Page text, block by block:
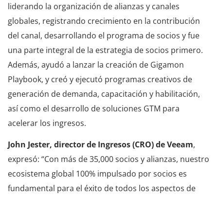
liderando la organización de alianzas y canales
globales, registrando crecimiento en la contribución
del canal, desarrollando el programa de socios y fue
una parte integral de la estrategia de socios primero.
Además, ayudó a lanzar la creación de Gigamon
Playbook, y creó y ejecutó programas creativos de
generación de demanda, capacitación y habilitación,
así como el desarrollo de soluciones GTM para
acelerar los ingresos.
John Jester, director de Ingresos (CRO) de Veeam,
expresó: “Con más de 35,000 socios y alianzas, nuestro
ecosistema global 100% impulsado por socios es
fundamental para el éxito de todos los aspectos de